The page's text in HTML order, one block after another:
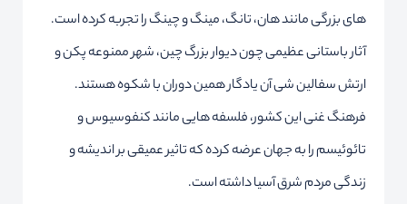
های بزرگی مانند هان، تانگ، مینگ و چینگ را تجربه کرده است.
آثار باستانی عظیمی چون دیوار بزرگ چین، شهر ممنوعه پکن و
ارتش سفالین شی آن یادگار همین دوران با شکوه هستند.
فرهنگ غنی این کشور، فلسفه هایی مانند کنفوسیوس و
تائوئیسم را به جهان عرضه کرده که تاثیر عمیقی بر اندیشه و
زندگی مردم شرق آسیا داشته است.